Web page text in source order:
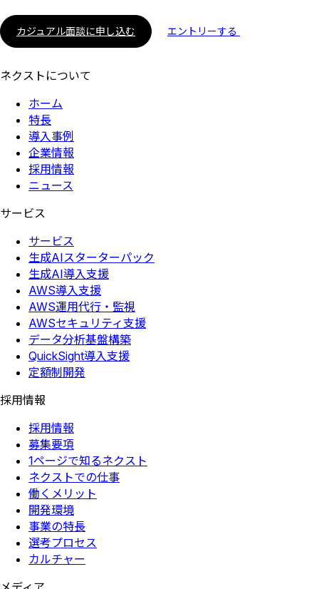
カジュアル面談に申し込む エントリーする
ネクストについて
ホーム
特長
導入事例
企業情報
採用情報
ニュース
サービス
サービス
生成AIスターターパック
生成AI導入支援
AWS導入支援
AWS運用代行・監視
AWSセキュリティ支援
データ分析基盤構築
QuickSight導入支援
定額制開発
採用情報
採用情報
募集要項
1ページで知るネクスト
ネクストでの仕事
働くメリット
開発環境
事業の特長
選考プロセス
カルチャー